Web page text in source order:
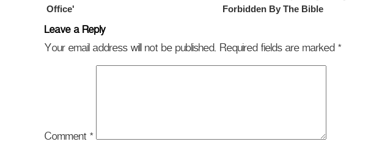
Leave a Reply
Your email address will not be published. Required fields are marked *
Comment *